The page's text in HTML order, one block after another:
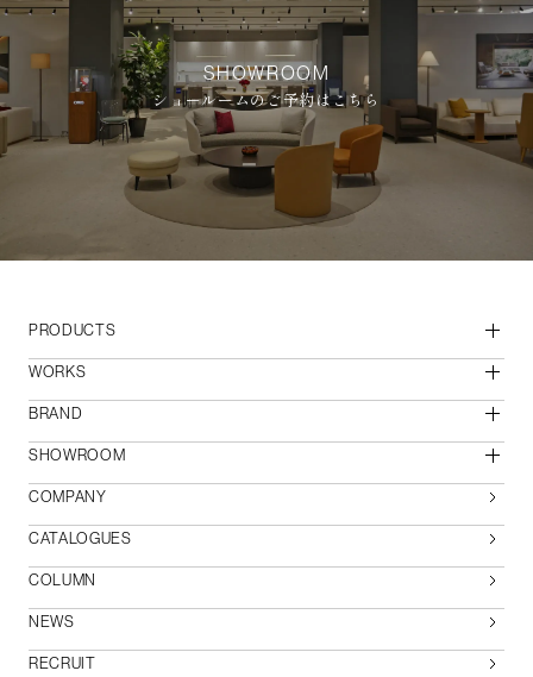
SHOWROOM
ショールームのご予約はこちら
PRODUCTS
WORKS
BRAND
SHOWROOM
COMPANY
CATALOGUES
COLUMN
NEWS
RECRUIT